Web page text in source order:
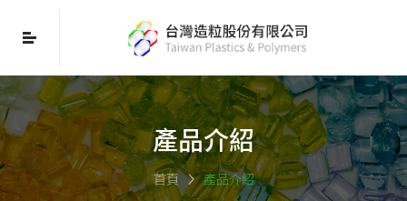
產品介紹
首頁 產品介紹